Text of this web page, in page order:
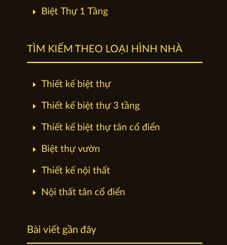
Biệt Thự 1 Tầng
TÌM KIẾM THEO LOẠI HÌNH NHÀ
Thiết kế biệt thự
Thiết kế biệt thự 3 tầng
Thiết kế biệt thự tân cổ điển
Biệt thự vườn
Thiết kế nội thất
Nội thất tân cổ điển
Bài viết gần đây